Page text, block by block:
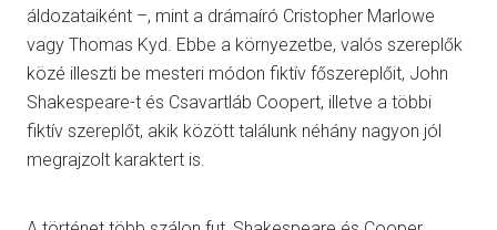
áldozataiként –, mint a drámaíró Cristopher Marlowe
vagy Thomas Kyd. Ebbe a környezetbe, valós szereplők
közé illeszti be mesteri módon fiktív főszereplőit, John
Shakespeare-t és Csavartláb Coopert, illetve a többi
fiktív szereplőt, akik között találunk néhány nagyon jól
megrajzolt karaktert is.